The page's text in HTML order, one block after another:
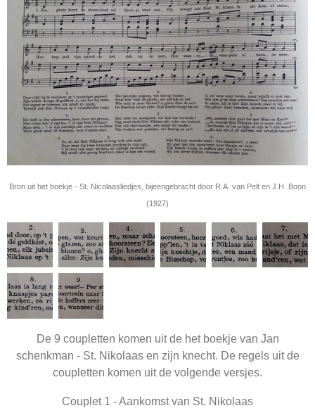
Bron uit het boekje - St. Nicolaasliedjes, bijeengebracht door R.A. van Pelt en J.H. Boon
(1927)
De 9 coupletten komen uit de het boekje van Jan
schenkman - St. Nikolaas en zijn knecht. De regels uit de
coupletten komen uit de volgende versjes.
Couplet 1 - Aankomst van St. Nikolaas